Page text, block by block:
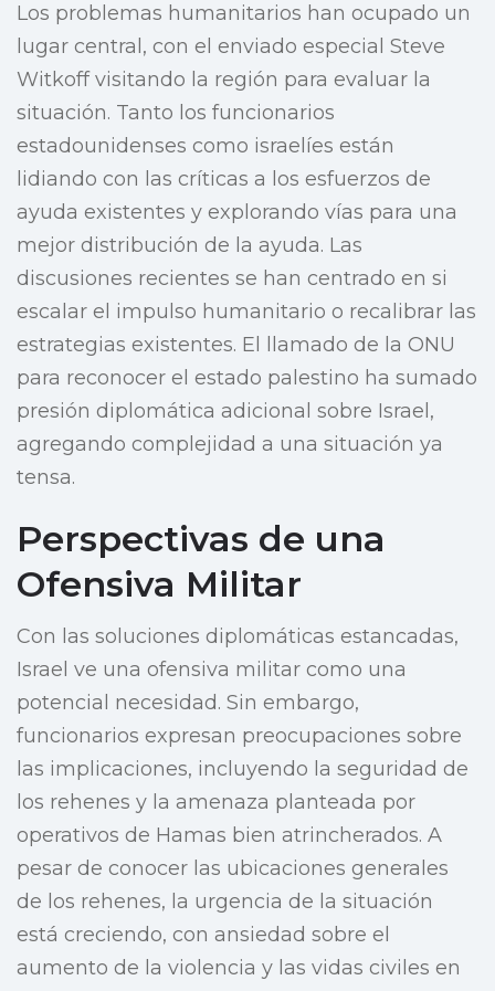
Los problemas humanitarios han ocupado un
lugar central, con el enviado especial Steve
Witkoff visitando la región para evaluar la
situación. Tanto los funcionarios
estadounidenses como israelíes están
lidiando con las críticas a los esfuerzos de
ayuda existentes y explorando vías para una
mejor distribución de la ayuda. Las
discusiones recientes se han centrado en si
escalar el impulso humanitario o recalibrar las
estrategias existentes. El llamado de la ONU
para reconocer el estado palestino ha sumado
presión diplomática adicional sobre Israel,
agregando complejidad a una situación ya
tensa.
Perspectivas de una
Ofensiva Militar
Con las soluciones diplomáticas estancadas,
Israel ve una ofensiva militar como una
potencial necesidad. Sin embargo,
funcionarios expresan preocupaciones sobre
las implicaciones, incluyendo la seguridad de
los rehenes y la amenaza planteada por
operativos de Hamas bien atrincherados. A
pesar de conocer las ubicaciones generales
de los rehenes, la urgencia de la situación
está creciendo, con ansiedad sobre el
aumento de la violencia y las vidas civiles en